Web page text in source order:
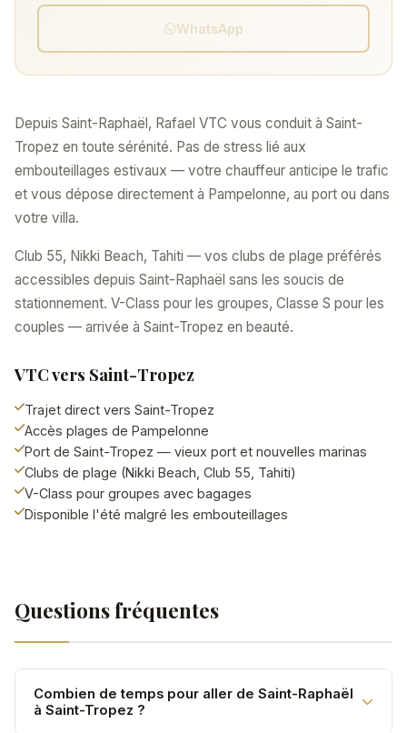
Depuis Saint-Raphaël, Rafael VTC vous conduit à Saint-
Tropez en toute sérénité. Pas de stress lié aux
embouteillages estivaux — votre chauffeur anticipe le trafic
et vous dépose directement à Pampelonne, au port ou dans
votre villa.
Club 55, Nikki Beach, Tahiti — vos clubs de plage préférés
accessibles depuis Saint-Raphaël sans les soucis de
stationnement. V-Class pour les groupes, Classe S pour les
couples — arrivée à Saint-Tropez en beauté.
VTC vers Saint-Tropez
Trajet direct vers Saint-Tropez
Accès plages de Pampelonne
Port de Saint-Tropez — vieux port et nouvelles marinas
Clubs de plage (Nikki Beach, Club 55, Tahiti)
V-Class pour groupes avec bagages
Disponible l'été malgré les embouteillages
WhatsApp
Questions fréquentes
Combien de temps pour aller de Saint-Raphaël
à Saint-Tropez ?